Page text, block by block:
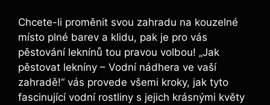
Chcete-li proměnit svou zahradu na kouzelné
místo plné barev a klidu, pak je pro vás
pěstování leknínů tou pravou volbou! „Jak
pěstovat lekníny – Vodní nádhera ve vaší
zahradě!“ vás provede všemi kroky, jak tyto
fascinující vodní rostliny s jejich krásnými květy